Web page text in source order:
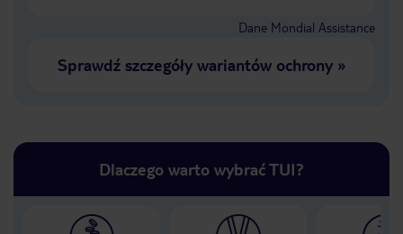
Dane Mondial Assistance
Sprawdź szczegóły wariantów ochrony»
Dlaczego warto wybrać TUI?